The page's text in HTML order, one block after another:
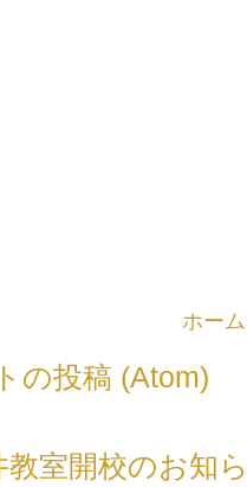
ホーム
の投稿 (Atom)
教室開校のお知